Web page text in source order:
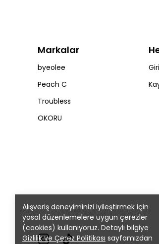
Alışveriş deneyiminizi iyileştirmek için
yasal düzenlemelere uygun çerezler
(cookies) kullanıyoruz. Detaylı bilgiye
Gizlilik ve Çerez Politikası sayfamızdan
Markalar
byeolee
Peach C
Troubless
OKORU